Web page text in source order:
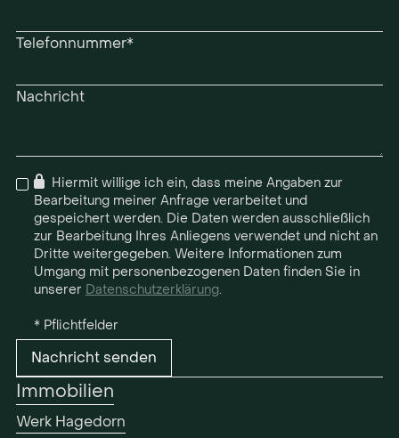
Telefonnummer*
Nachricht
 Hiermit willige ich ein, dass meine Angaben zur
Bearbeitung meiner Anfrage verarbeitet und
gespeichert werden. Die Daten werden ausschließlich
zur Bearbeitung Ihres Anliegens verwendet und nicht an
Dritte weitergegeben. Weitere Informationen zum
Umgang mit personenbezogenen Daten finden Sie in
unserer Datenschutzerklärung.
* Pflichtfelder
Immobilien
Werk Hagedorn